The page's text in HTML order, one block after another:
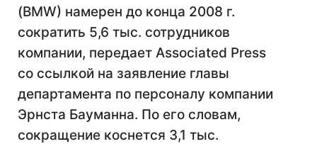
(BMW) намерен до конца 2008 г.
сократить 5,6 тыс. сотрудников
компании, передает Associated Press
со ссылкой на заявление главы
департамента по персоналу компании
Эрнста Бауманна. По его словам,
сокращение коснется 3,1 тыс.